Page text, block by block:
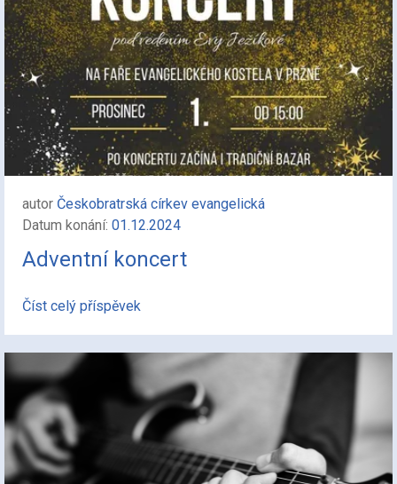
autor Českobratrská církev evangelická
Datum konání: 01.12.2024
Adventní koncert
Číst celý příspěvek